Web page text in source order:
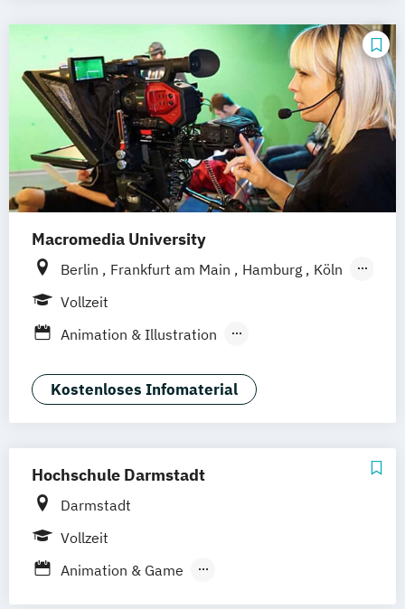
Mediendesign UX-Design
Macromedia University
Berlin Frankfurt am Main Hamburg
Köln
Leipzig
Vollzeit
Animation & Illustration
Design Management (EN)
Digital Music Production
Journalismus
Medien- und Kommunikationsdesign
Medien- und Kommunikationsmanagement
Kostenloses Infomaterial
Hochschule Darmstadt
Darmstadt
Vollzeit
Animation & Game